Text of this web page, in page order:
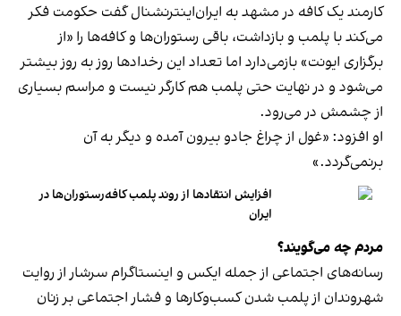
کارمند یک کافه در مشهد به ایران‌اینترنشنال گفت حکومت فکر
می‌کند با پلمب و بازداشت، باقی رستوران‌ها و کافه‌ها را «از
برگزاری ایونت» بازمی‌دارد اما تعداد این رخدادها روز به روز بیشتر
می‌شود و در نهایت حتی پلمب هم کارگر نیست و مراسم بسیاری
از چشمش در می‌رود.
او افزود: «غول از چراغ جادو بیرون آمده و دیگر به آن
برنمی‎‌گردد.»
افزایش انتقادها از روند پلمب کافه‌رستوران‌ها در
ایران
مردم چه می‌گویند؟
رسانه‎‌های اجتماعی از جمله ایکس و اینستاگرام سرشار از روایت
شهروندان از پلمب شدن کسب‌وکارها و فشار اجتماعی بر زنان